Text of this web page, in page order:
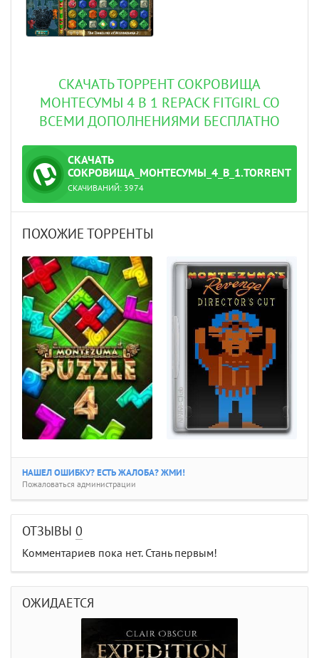
СКАЧАТЬ ТОРРЕНТ СОКРОВИЩА
МОНТЕСУМЫ 4 В 1 REPACK FITGIRL СО
ВСЕМИ ДОПОЛНЕНИЯМИ БЕСПЛАТНО
СКАЧАТЬ
ТОРРЕНТ
СОКРОВИЩА_МОНТЕСУМЫ_4_В_1.TORRENT
СКАЧИВАНИЙ: 3974
ПОХОЖИЕ ТОРРЕНТЫ
НАШЕЛ ОШИБКУ? ЕСТЬ ЖАЛОБА? ЖМИ!
Пожаловаться администрации
ОТЗЫВЫ 0
Комментариев пока нет. Стань первым!
ОЖИДАЕТСЯ